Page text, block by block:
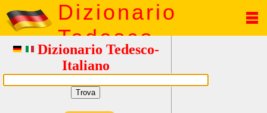
Dizionario
Tedesco
Dizionario Tedesco-
Italiano